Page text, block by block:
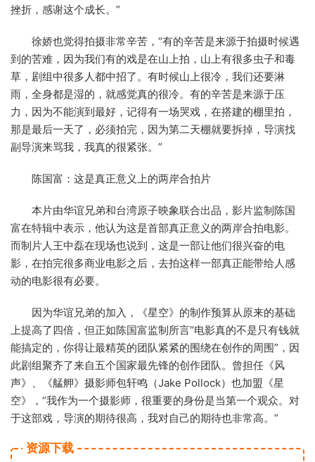
挫折，感谢这个成长。”
徐娇也觉得拍摄非常辛苦，“有的辛苦是来源于拍摄时候遇
到的苦难，因为我们有的戏是在山上拍，山上有很多虫子和毒
草，剧组中很多人都中招了。有时候山上很冷，我们还要淋
雨，全身都是湿的，就感觉真的很冷。有的辛苦是来源于压
力，因为不能演到最好，记得有一场哭戏，在搭建的棚里拍，
那是最后一天了，必须拍完，因为第二天棚就要拆掉，导演找
副导演来骂我，我真的很紧张。”
陈国富：这是真正意义上的两岸合拍片
本片由华谊兄弟和台湾原子映象联合出品，影片监制陈国
富在特辑中表示，他认为这是首部真正意义的两岸合拍电影。
而制片人王中磊在现场也说到，这是一部让他们很兴奋的电
影，在拍完很多商业电影之后，去拍这样一部真正能带给人感
动的电影很有必要。
因为华谊兄弟的加入，《星空》的制作预算从原来的基础
上提高了四倍，但正如陈国富监制所言“电影真的不是只有钱就
能搞定的，你得让最精英的团队紧紧的围绕在创作的周围”，因
此剧组聚齐了来自五个国家最先锋的创作团队。曾担任《风
声》、《艋舺》摄影师包轩鸣（Jake Pollock）也加盟《星
空》，“我作为一个摄影师，很重要的身份是当第一个观众。对
于这部戏，导演的期待很高，我对自己的期待也非常高。”
资源下载